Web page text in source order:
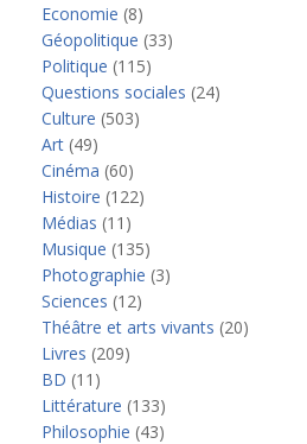
Economie (8)
Géopolitique (33)
Politique (115)
Questions sociales (24)
Culture (503)
Art (49)
Cinéma (60)
Histoire (122)
Médias (11)
Musique (135)
Photographie (3)
Sciences (12)
Théâtre et arts vivants (20)
Livres (209)
BD (11)
Littérature (133)
Philosophie (43)